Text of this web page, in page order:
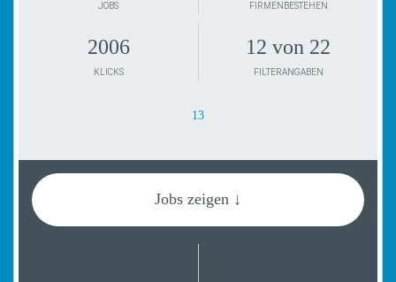
JOBS FIRMENBESTEHEN
2006
KLICKS
12 von 22
FILTERANGABEN
13
Jobs zeigen ↓